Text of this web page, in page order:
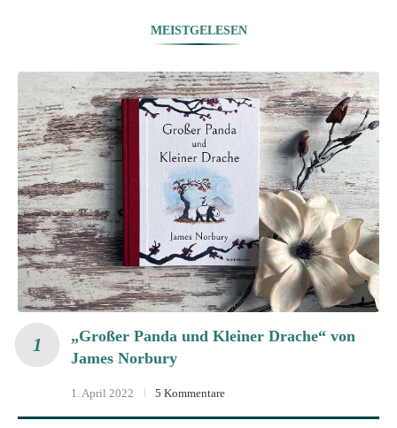
MEISTGELESEN
„Großer Panda und Kleiner Drache“ von
James Norbury
1. April 2022 5 Kommentare